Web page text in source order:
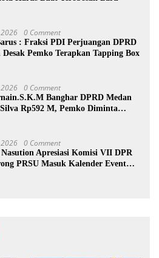
0 Comment
: Fraksi PDI Perjuangan DPRD
Desak Pemko Terapkan Tapping Box
0 Comment
Banghar DPRD Medan
Rp592 M, Pemko Diminta
0 Comment
Apresiasi Komisi VII DPR
PRSU Masuk Kalender Event